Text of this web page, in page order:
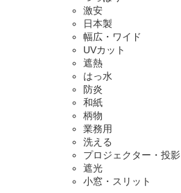
激安
日本製
幅広・ワイド
UVカット
遮熱
はっ水
防炎
和紙
柄物
業務用
洗える
プロジェクター・投影
遮光
小窓・スリット